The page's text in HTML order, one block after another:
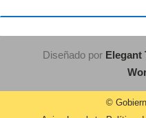
Diseñado por Elegant
©